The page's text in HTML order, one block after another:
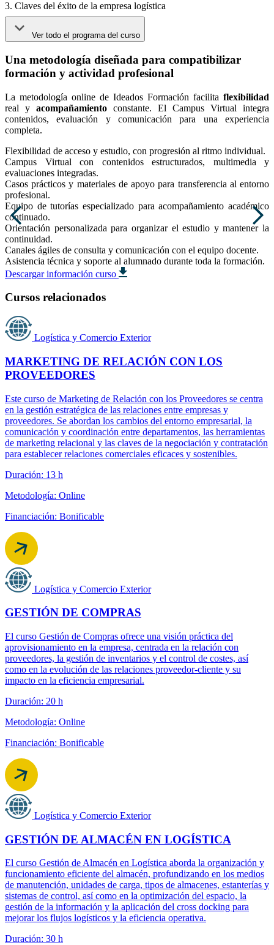
3. Claves del éxito de la empresa logística
Ver todo el programa del curso
Una metodología diseñada para compatibilizar
formación y actividad profesional
La metodología online de Ideados Formación facilita flexibilidad
real y acompañamiento constante. El Campus Virtual integra
contenidos, evaluación y comunicación para una experiencia
completa.
Flexibilidad de acceso y estudio, con progresión al ritmo individual.
Campus Virtual con contenidos estructurados, multimedia y
evaluaciones integradas.
Casos prácticos y materiales de apoyo para transferencia al entorno
profesional.
Equipo de tutorías especializado para acompañamiento académico
continuado.
Orientación personalizada para organizar el estudio y mantener la
continuidad.
Canales ágiles de consulta y comunicación con el equipo docente.
Asistencia técnica y soporte al alumnado durante toda la formación.
Descargar información curso
Cursos relacionados
Logística y Comercio Exterior
MARKETING DE RELACIÓN CON LOS
PROVEEDORES
Este curso de Marketing de Relación con los Proveedores se centra
en la gestión estratégica de las relaciones entre empresas y
proveedores. Se abordan los cambios del entorno empresarial, la
comunicación y coordinación entre departamentos, las herramientas
de marketing relacional y las claves de la negociación y contratación
para establecer relaciones comerciales eficaces y sostenibles.
Duración: 13 h
Metodología: Online
Financiación: Bonificable
Logística y Comercio Exterior
GESTIÓN DE COMPRAS
El curso Gestión de Compras ofrece una visión práctica del
aprovisionamiento en la empresa, centrada en la relación con
proveedores, la gestión de inventarios y el control de costes, así
como en la evolución de las relaciones proveedor-cliente y su
impacto en la eficiencia empresarial.
Duración: 20 h
Metodología: Online
Financiación: Bonificable
Logística y Comercio Exterior
GESTIÓN DE ALMACÉN EN LOGÍSTICA
El curso Gestión de Almacén en Logística aborda la organización y
funcionamiento eficiente del almacén, profundizando en los medios
de manutención, unidades de carga, tipos de almacenes, estanterías y
sistemas de control, así como en la optimización del espacio, la
gestión de la información y la aplicación del cross docking para
mejorar los flujos logísticos y la eficiencia operativa.
Duración: 30 h